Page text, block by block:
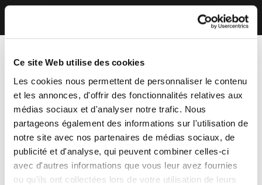
Ce site Web utilise des cookies
Les cookies nous permettent de personnaliser le contenu
et les annonces, d'offrir des fonctionnalités relatives aux
médias sociaux et d'analyser notre trafic. Nous
partageons également des informations sur l'utilisation de
notre site avec nos partenaires de médias sociaux, de
publicité et d'analyse, qui peuvent combiner celles-ci
avec d'autres informations que vous leur avez fournies
ou qu'ils ont collectées lors de votre utilisation de leurs